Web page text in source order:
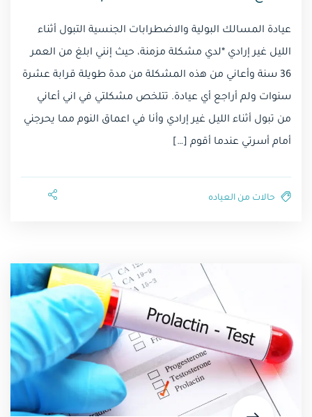
عيادة المسالك البولية والاضطرابات الجنسية التبول أثناء
الليل غير إرادي *لدي مشكلة مزمنة، حيث إنني ابلغ من العمر
36 سنة وأعاني من هذه المشكلة من مدة طويلة قرابة عشرة
سنوات ولم أراجع أي عيادة. تتلخص مشكلتي في اني أعاني
من تبول أثناء الليل غير إرادي وأنا في اعماق النوم مما يحرجني
أمام أسرتي عندما أقوم […]
حالات من العياده⁩